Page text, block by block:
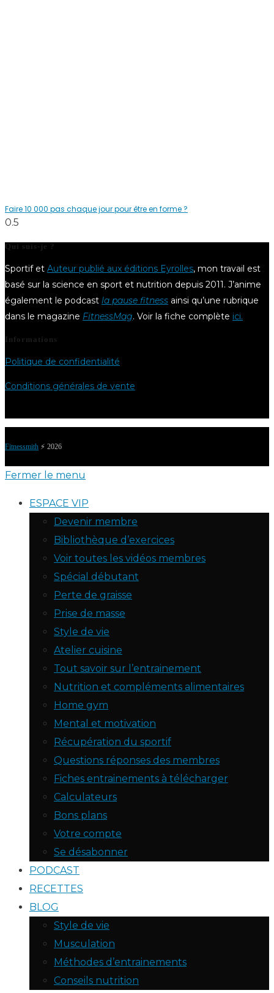
Faire 10 000 pas chaque jour pour être en forme ?
Qui suis-je ?
Sportif et Auteur publié aux éditions Eyrolles, mon travail est
basé sur la science en sport et nutrition depuis 2011. J’anime
également le podcast la pause fitness ainsi qu’une rubrique
dans le magazine FitnessMag. Voir la fiche complète ici.
Informations
Politique de confidentialité
Conditions générales de vente
Fitnessmith ⚡️ 2026
Fermer le menu
ESPACE VIP
Devenir membre
Bibliothèque d’exercices
Voir toutes les vidéos membres
Spécial débutant
Perte de graisse
Prise de masse
Style de vie
Atelier cuisine
Tout savoir sur l’entrainement
Nutrition et compléments alimentaires
Home gym
Mental et motivation
Récupération du sportif
Questions réponses des membres
Fiches entrainements à télécharger
Calculateurs
Bons plans
Votre compte
Se désabonner
PODCAST
RECETTES
BLOG
Style de vie
Musculation
Méthodes d’entrainements
Conseils nutrition